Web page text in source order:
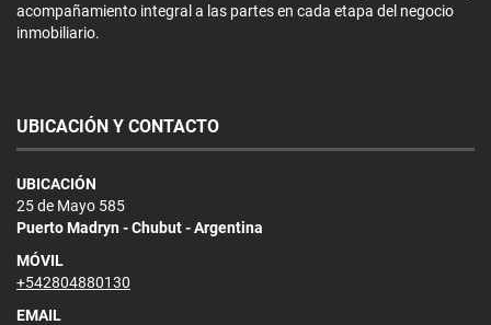
acompañamiento integral a las partes en cada etapa del negocio
inmobiliario.
UBICACIÓN Y CONTACTO
UBICACIÓN
25 de Mayo 585
Puerto Madryn - Chubut - Argentina
MÓVIL
+542804880130
EMAIL